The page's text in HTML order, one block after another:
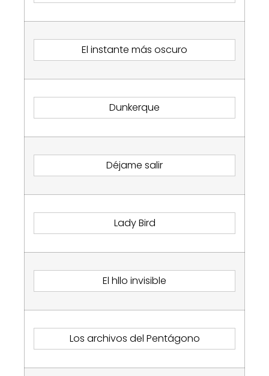
El instante más oscuro
Dunkerque
Déjame salir
Lady Bird
El hllo invisible
Los archivos del Pentágono